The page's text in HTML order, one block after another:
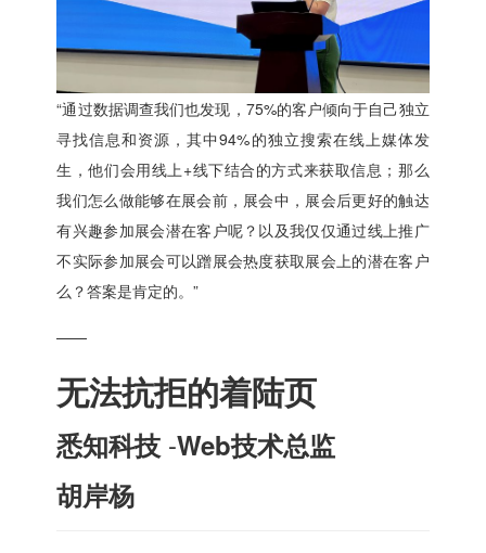
“通过数据调查我们也发现，75%的客户倾向于自己独立
寻找信息和资源，其中94%的独立搜索在线上媒体发
生，他们会用线上+线下结合的方式来获取信息；那么
我们怎么做能够在展会前，展会中，展会后更好的触达
有兴趣参加展会潜在客户呢？以及我仅仅通过线上推广
不实际参加展会可以蹭展会热度获取展会上的潜在客户
么？答案是肯定的。”
——
无法抗拒的着陆页
悉知科技 -Web技术总监
胡岸杨